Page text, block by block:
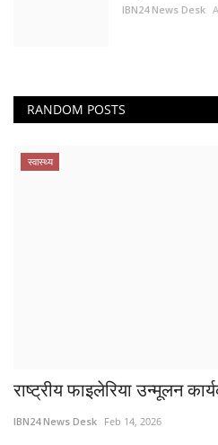
IBN24 News Desk
RANDOM POSTS
स्वास्थ्य
राष्ट्रीय फाइलेरिया उन्मूलन
IBN24 News Desk Feb 14, 2026